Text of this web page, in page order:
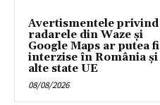
Avertismentele privind
radarele din Waze și
Google Maps ar putea fi
interzise în România și
alte state UE
08/08/2026